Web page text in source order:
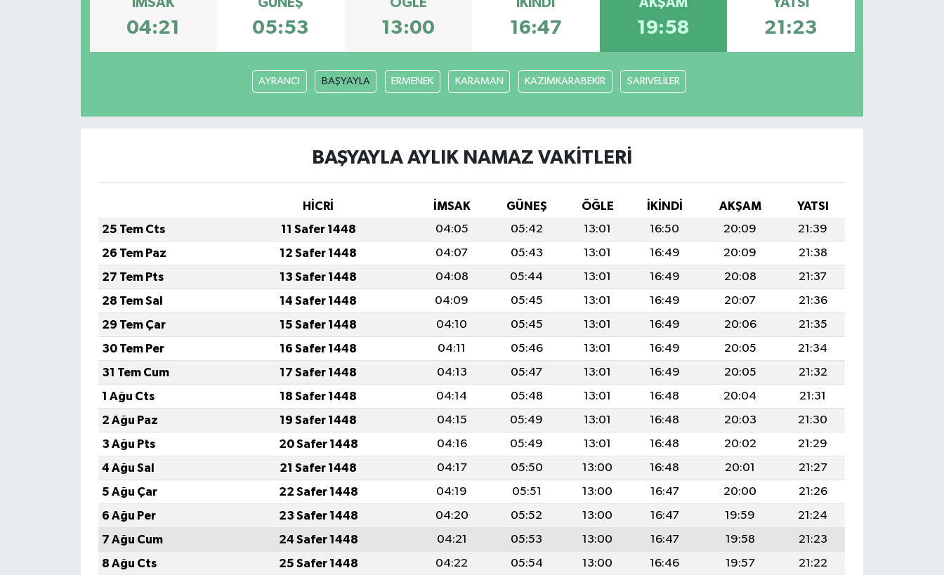
04:21 05:53 13:00 16:47 19:58 21:23
AYRANCI BAŞYAYLA ERMENEK KARAMAN KAZIMKARABEKİR SARIVELİLER
BAŞYAYLA AYLIK NAMAZ VAKITLERI
HİCRİ İMSAK GÜNEŞ ÖĞLE İKINDI AKŞAM
YATSI
25 Tem Cts
11 Safer 1448 04:05 05:42 13:01 16:50 20:09
21:39
26 Tem Paz
12 Safer 1448 04:07 05:43 13:01 16:49 20:09
21:38
27 Tem Pts
13 Safer 1448 04:08 05:44 13:01 16:49 20:08
21:37
28 Tem Sal
14 Safer 1448 04:09 05:45 13:01 16:49 20:07
21:36
29 Tem Çar
15 Safer 1448 04:10 05:45 13:01 16:49 20:06
21:35
30 Tem Per
16 Safer 1448 04:11 05:46 13:01 16:49 20:05
21:34
31 Tem Cum
17 Safer 1448 04:13 05:47 13:01 16:49 20:05
21:32
1 Ağu Cts
18 Safer 1448 04:14 05:48 13:01 16:48 20:04
21:31
2 Ağu Paz
19 Safer 1448 04:15 05:49 13:01 16:48 20:03
21:30
3 Ağu Pts
20 Safer 1448 04:16 05:49 13:01 16:48 20:02
21:29
4 Ağu Sal
21 Safer 1448 04:17 05:50 13:00 16:48 20:01
21:27
5 Ağu Çar
22 Safer 1448 04:19 05:51 13:00 16:47 20:00
21:26
6 Ağu Per
23 Safer 1448 04:20 05:52 13:00 16:47 19:59
21:24
7 Ağu Cum
24 Safer 1448 04:21 05:53 13:00 16:47 19:58
21:23
8 Ağu Cts
25 Safer 1448 04:22 05:54 13:00 16:46 19:57
21:22
Video Haber
Yeme-İçme